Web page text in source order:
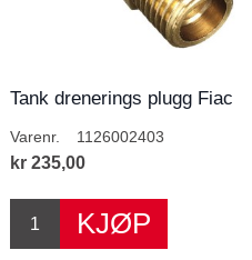
Tank drenerings plugg Fiac
Varenr. 1126002403
kr 235,00